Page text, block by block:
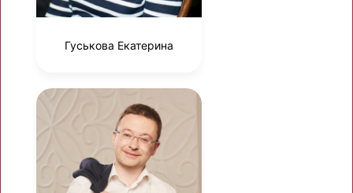
Гуськова Екатерина